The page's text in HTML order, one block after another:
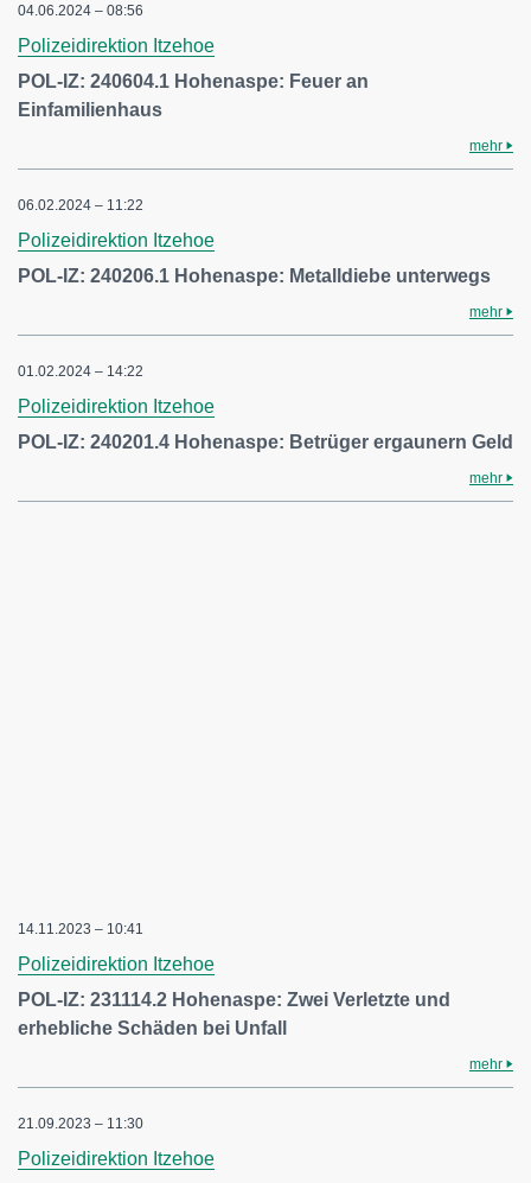
04.06.2024 – 08:56
Polizeidirektion Itzehoe
POL-IZ: 240604.1 Hohenaspe: Feuer an
Einfamilienhaus
mehr
06.02.2024 – 11:22
Polizeidirektion Itzehoe
POL-IZ: 240206.1 Hohenaspe: Metalldiebe unterwegs
mehr
01.02.2024 – 14:22
Polizeidirektion Itzehoe
POL-IZ: 240201.4 Hohenaspe: Betrüger ergaunern Geld
mehr
14.11.2023 – 10:41
Polizeidirektion Itzehoe
POL-IZ: 231114.2 Hohenaspe: Zwei Verletzte und
erhebliche Schäden bei Unfall
mehr
21.09.2023 – 11:30
Polizeidirektion Itzehoe